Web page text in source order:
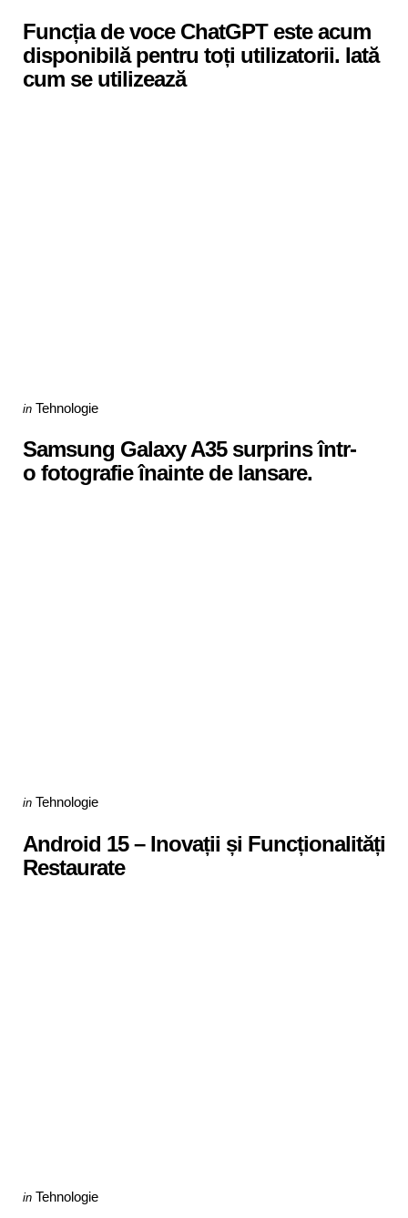
Funcția de voce ChatGPT este acum
disponibilă pentru toți utilizatorii. Iată
cum se utilizează
Categories
Posted
in Tehnologie
Samsung Galaxy A35 surprins într-
o fotografie înainte de lansare.
Categories
Posted
in Tehnologie
Android 15 – Inovații și Funcționalități
Restaurate
Categories
Posted
in Tehnologie